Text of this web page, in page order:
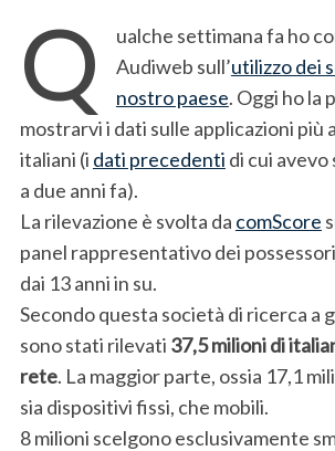
Q
ualche settimana fa ho
Audiweb sull’utilizzo dei
nostro paese. Oggi ho la
mostrarvi i dati sulle applicazioni più
italiani (i dati precedenti di cui
a due anni fa).
La rilevazione è svolta da comScore
panel rappresentativo dei
dai 13 anni in su.
Secondo questa società di ricerca a
sono stati rilevati 37,5 milioni di
rete. La maggior parte, ossia 17,1
sia dispositivi fissi, che mobili.
8 milioni scelgono esclusivamente